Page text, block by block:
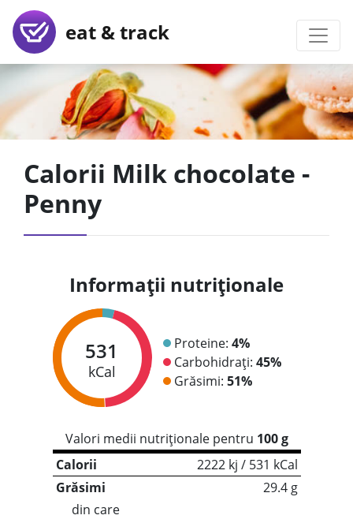
eat & track
Calorii Milk chocolate -
Penny
Informații nutriționale
531
kCal
Proteine: 4%
Carbohidrați: 45%
Grăsimi: 51%
Valori medii nutriționale pentru 100 g
Calorii
2222 kj / 531 kCal
Grăsimi
29.4 g
din care